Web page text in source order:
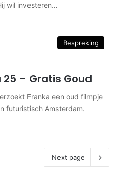
wil investeren…
Bespreking
25 – Gratis Goud
Franka een oud filmpje
futuristisch Amsterdam.
Next page